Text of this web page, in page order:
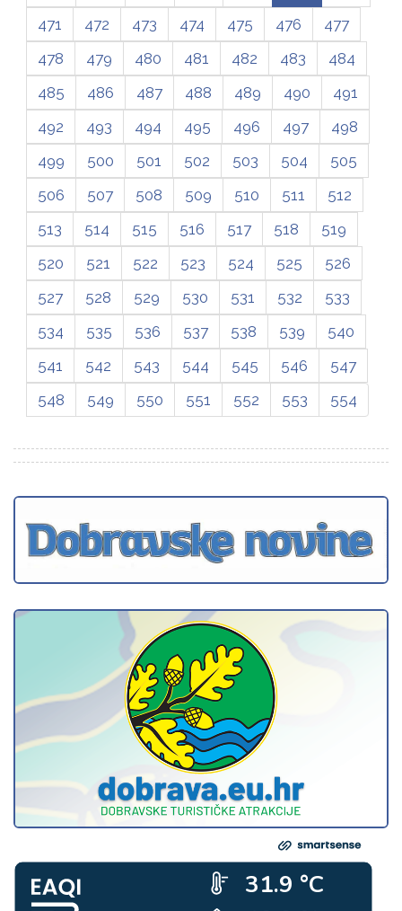
471 472 473 474 475 476
477
478
479 480 481 482 483
484
485
486 487 488 489 490
491
492
493 494 495 496 497
498
499
500 501 502 503 504
505
506
507 508 509 510 511
512
513
514 515 516 517 518
519
520
521 522 523 524 525
526
527
528 529 530 531 532
533
534
535 536 537 538 539
540
541
542 543 544 545 546
547
548
549 550 551 552 553 554